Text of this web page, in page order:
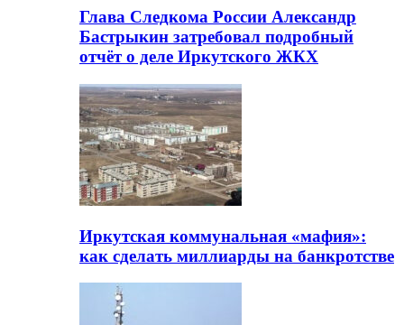
Глава Следкома России Александр
Бастрыкин затребовал подробный
отчёт о деле Иркутского ЖКХ
Иркутская коммунальная «мафия»:
как сделать миллиарды на банкротстве